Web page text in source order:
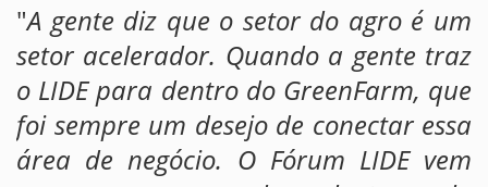
"A gente diz que o setor do agro é um
setor acelerador. Quando a gente traz
o LIDE para dentro do GreenFarm, que
foi sempre um desejo de conectar essa
área de negócio. O Fórum LIDE vem